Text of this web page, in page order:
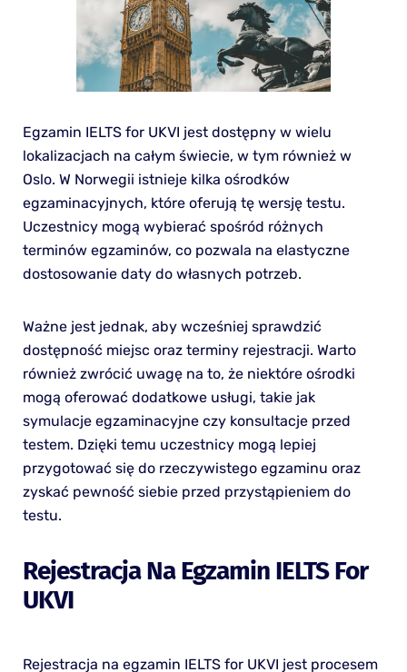
Egzamin IELTS for UKVI jest dostępny w wielu
lokalizacjach na całym świecie, w tym również w
Oslo. W Norwegii istnieje kilka ośrodków
egzaminacyjnych, które oferują tę wersję testu.
Uczestnicy mogą wybierać spośród różnych
terminów egzaminów, co pozwala na elastyczne
dostosowanie daty do własnych potrzeb.
Ważne jest jednak, aby wcześniej sprawdzić
dostępność miejsc oraz terminy rejestracji. Warto
również zwrócić uwagę na to, że niektóre ośrodki
mogą oferować dodatkowe usługi, takie jak
symulacje egzaminacyjne czy konsultacje przed
testem. Dzięki temu uczestnicy mogą lepiej
przygotować się do rzeczywistego egzaminu oraz
zyskać pewność siebie przed przystąpieniem do
testu.
Rejestracja Na Egzamin IELTS For
UKVI
Rejestracja na egzamin IELTS for UKVI jest procesem